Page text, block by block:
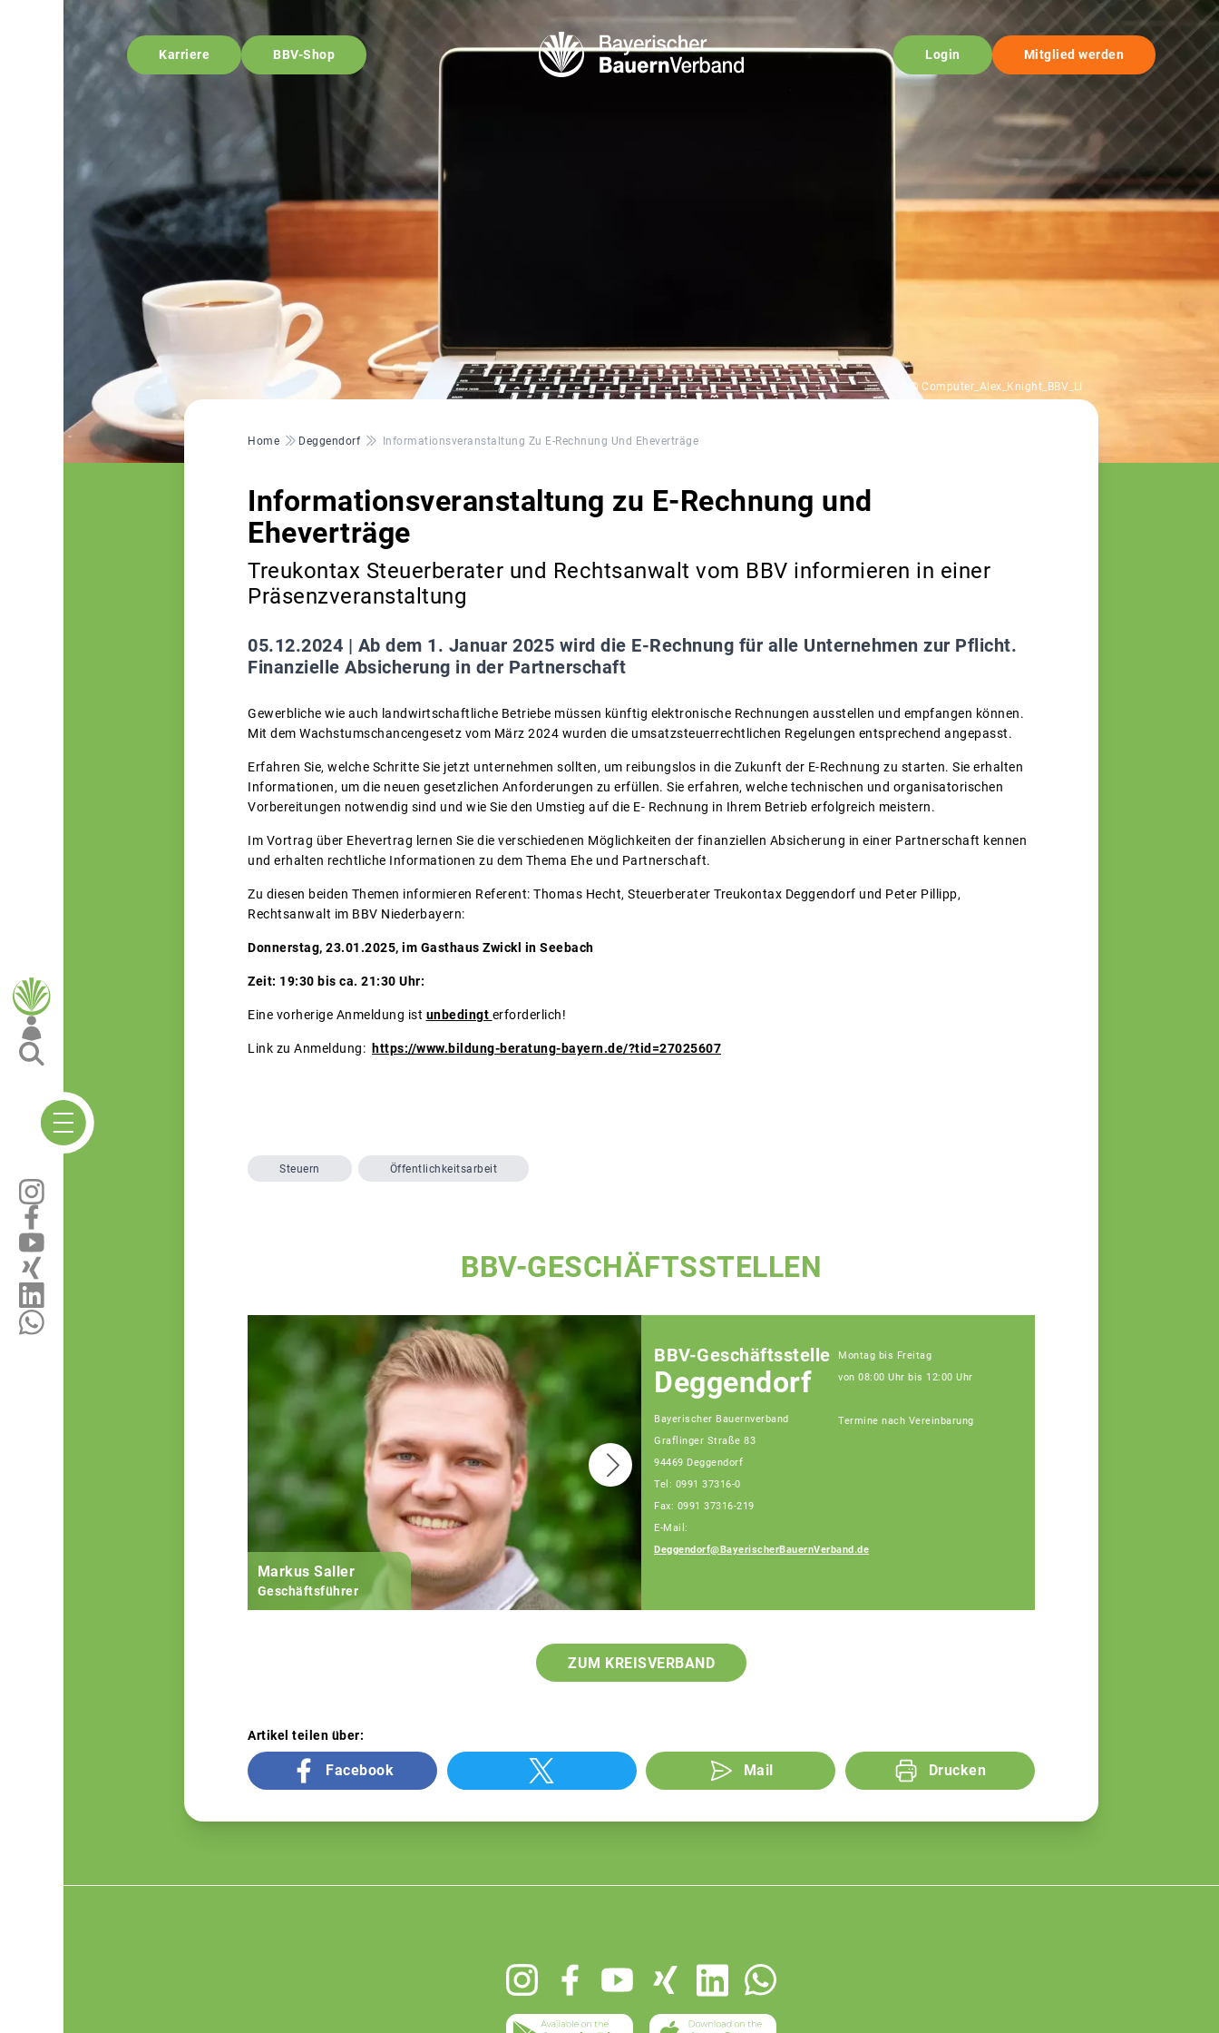
Karriere BBV-Shop Login Mitglied werden
© Computer_Alex_Knight_BBV_LI
Pfadnavigation
Home Deggendorf Informationsveranstaltung Zu E-Rechnung Und Eheverträge
Informationsveranstaltung zu E-Rechnung und
Eheverträge
Treukontax Steuerberater und Rechtsanwalt vom BBV informieren in einer
Präsenzveranstaltung
05.12.2024 | Ab dem 1. Januar 2025 wird die E-Rechnung für alle Unternehmen zur Pflicht.
Finanzielle Absicherung in der Partnerschaft
Gewerbliche wie auch landwirtschaftliche Betriebe müssen künftig elektronische Rechnungen ausstellen und empfangen können.
Mit dem Wachstumschancengesetz vom März 2024 wurden die umsatzsteuerrechtlichen Regelungen entsprechend angepasst.
Erfahren Sie, welche Schritte Sie jetzt unternehmen sollten, um reibungslos in die Zukunft der E-Rechnung zu starten. Sie erhalten
Informationen, um die neuen gesetzlichen Anforderungen zu erfüllen. Sie erfahren, welche technischen und organisatorischen
Vorbereitungen notwendig sind und wie Sie den Umstieg auf die E- Rechnung in Ihrem Betrieb erfolgreich meistern.
Im Vortrag über Ehevertrag lernen Sie die verschiedenen Möglichkeiten der finanziellen Absicherung in einer Partnerschaft kennen
und erhalten rechtliche Informationen zu dem Thema Ehe und Partnerschaft.
Zu diesen beiden Themen informieren Referent: Thomas Hecht, Steuerberater Treukontax Deggendorf und Peter Pillipp,
Rechtsanwalt im BBV Niederbayern:
Donnerstag, 23.01.2025, im Gasthaus Zwickl in Seebach
Zeit: 19:30 bis ca. 21:30 Uhr:
Eine vorherige Anmeldung ist unbedingt erforderlich!
Link zu Anmeldung: https://www.bildung-beratung-bayern.de/?tid=27025607
Steuern Öffentlichkeitsarbeit
BBV-GESCHÄFTSSTELLEN
Markus Saller
Geschäftsführer
BBV-Geschäftsstelle
Deggendorf
Bayerischer Bauernverband
Graflinger Straße 83
94469 Deggendorf
Tel: 0991 37316-0
Fax: 0991 37316-219
E-Mail:
Deggendorf@BayerischerBauernVerband.de
Montag bis Freitag
von 08:00 Uhr bis 12:00 Uhr
Termine nach Vereinbarung
ZUM KREISVERBAND
Artikel teilen über:
Facebook Mail Drucken